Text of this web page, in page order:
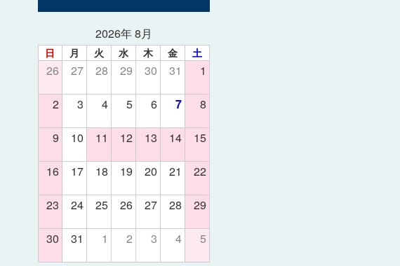
2026年 8月
日 月 火 水 木 金 土
26 27 28 29 30 31 1
2 3 4 5 6 7 8
9 10 11 12 13 14 15
16 17 18 19 20 21 22
23 24 25 26 27 28 29
30 31 1 2 3 4 5